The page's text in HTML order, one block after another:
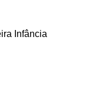
Infância